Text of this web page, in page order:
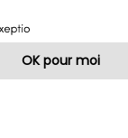
OK pour moi